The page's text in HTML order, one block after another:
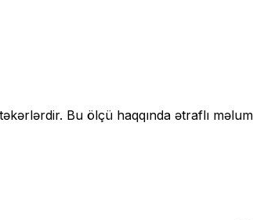
təkərlərdir. Bu ölçü haqqında ətraflı